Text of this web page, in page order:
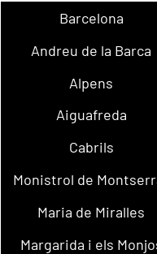
Barcelona
Andreu de la Barca
Alpens
Aiguafreda
Cabrils
Monistrol de
Maria de Miralles
Margarida i els